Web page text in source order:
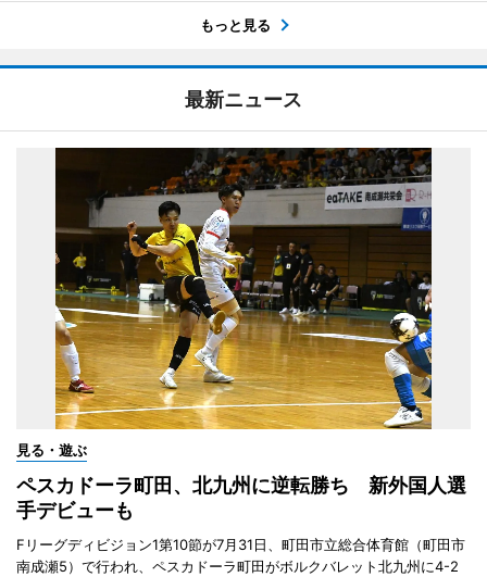
もっと見る
最新ニュース
見る・遊ぶ
ペスカドーラ町田、北九州に逆転勝ち 新外国人選
手デビューも
Fリーグディビジョン1第10節が7月31日、町田市立総合体育館（町田市
南成瀬5）で行われ、ペスカドーラ町田がボルクバレット北九州に4-2